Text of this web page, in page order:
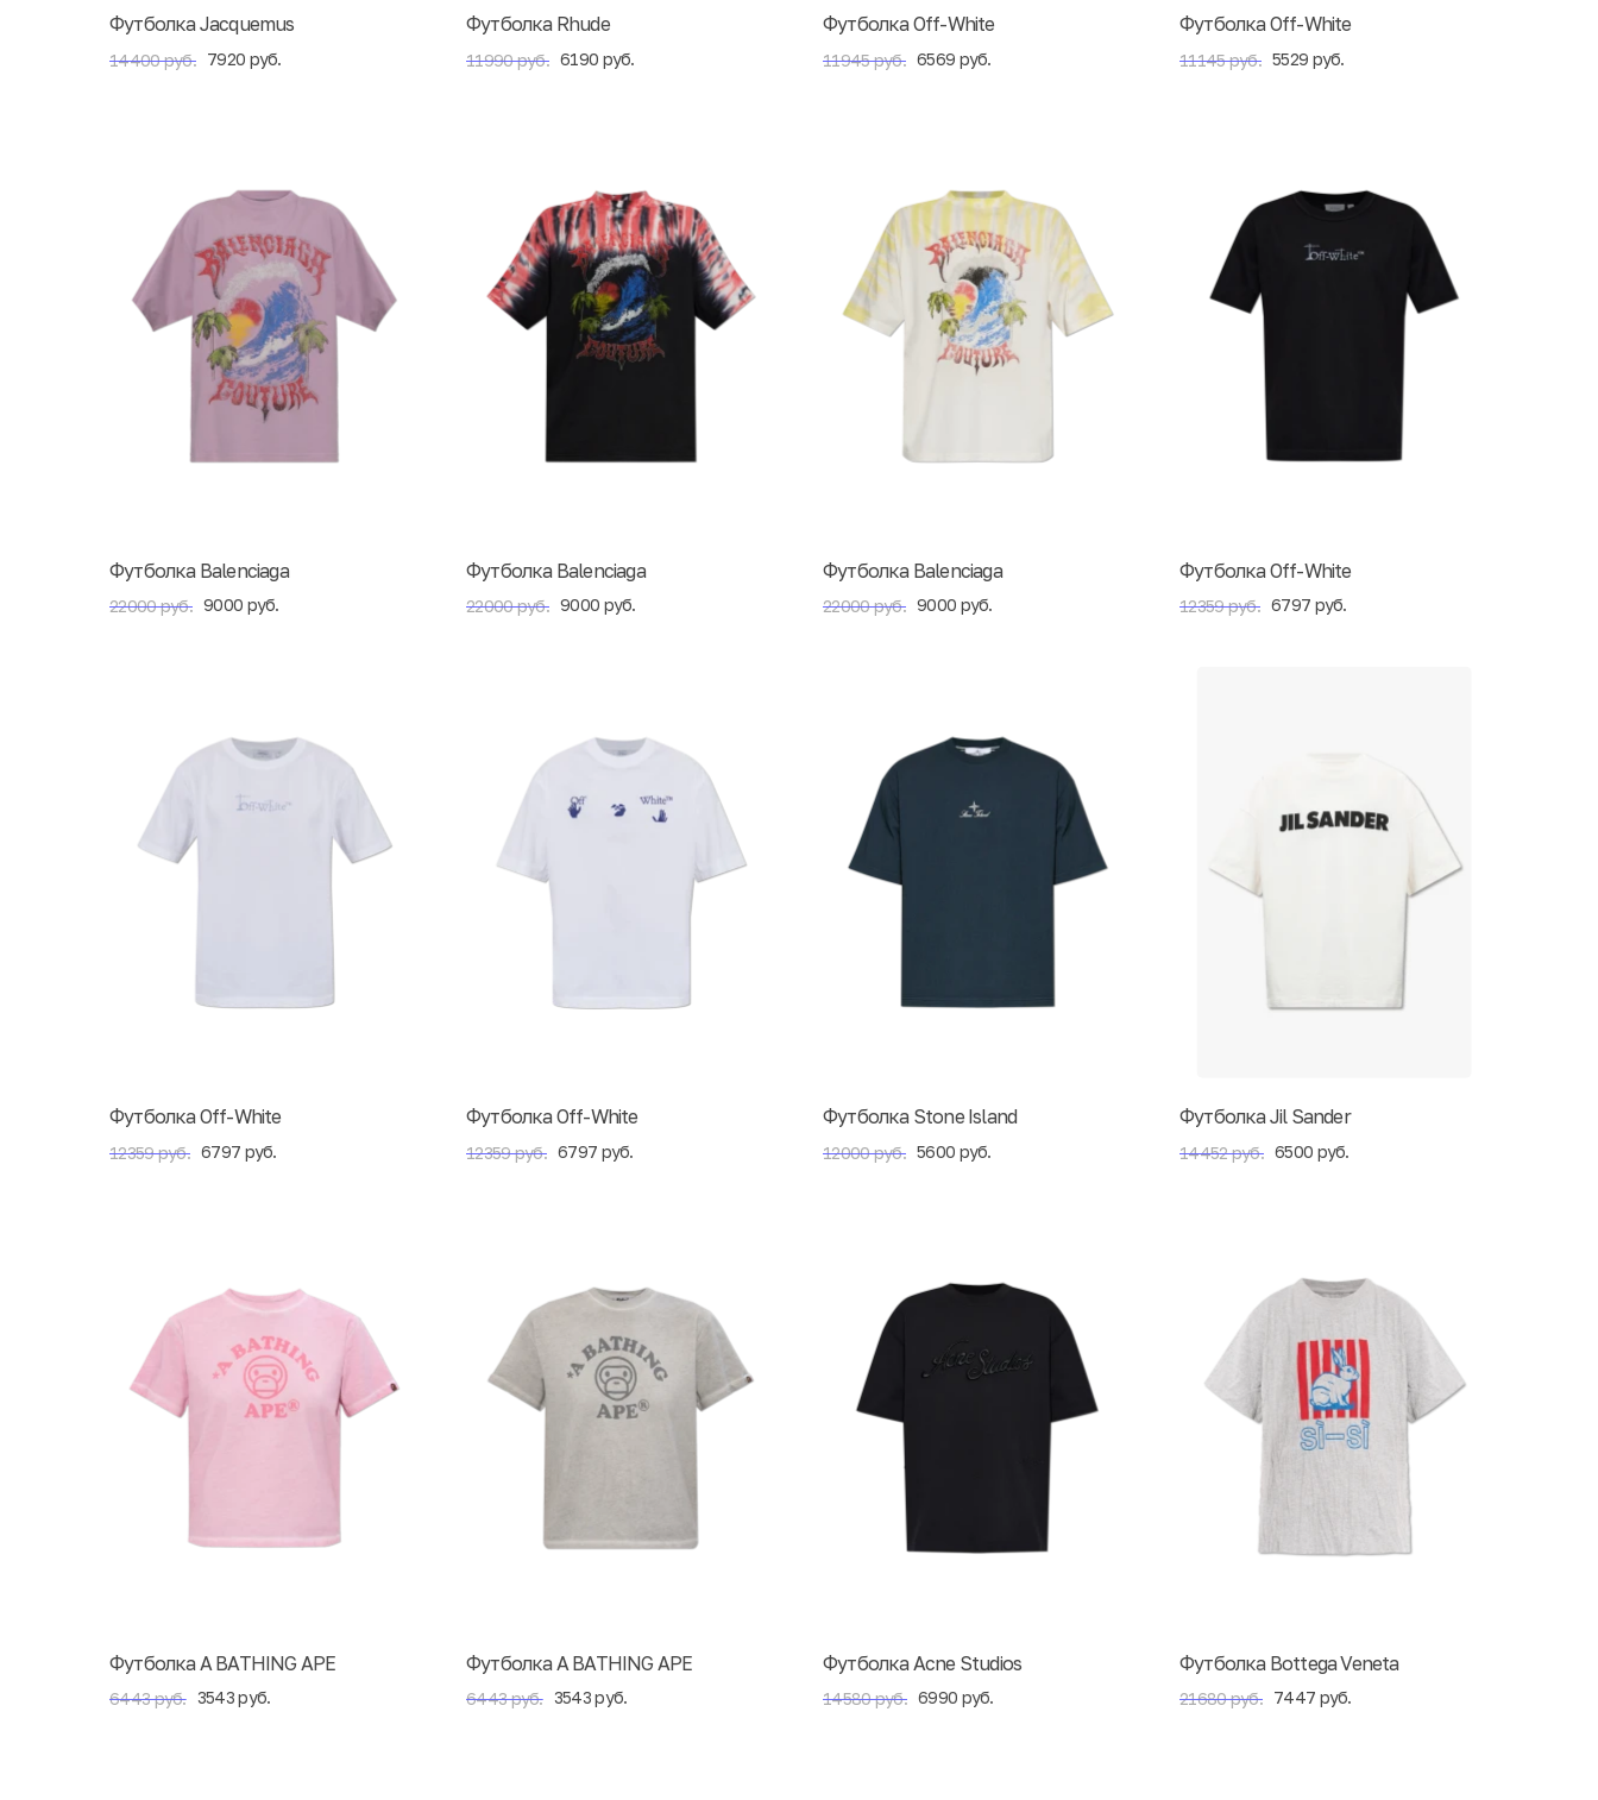
Футболка Jacquemus
14400 руб. 7920 руб.
Футболка Rhude
11990 руб. 6190 руб.
Футболка Off-White
11945 руб. 6569 руб.
Футболка Off-White
11145 руб. 5529 руб.
Футболка Balenciaga
22000 руб. 9000 руб.
Футболка Balenciaga
22000 руб. 9000 руб.
Футболка Balenciaga
22000 руб. 9000 руб.
Футболка Off-White
12359 руб. 6797 руб.
Футболка Off-White
12359 руб. 6797 руб.
Футболка Off-White
12359 руб. 6797 руб.
Футболка Stone Island
12000 руб. 5600 руб.
Футболка Jil Sander
14452 руб. 6500 руб.
Футболка A BATHING APE
6443 руб. 3543 руб.
Футболка A BATHING APE
6443 руб. 3543 руб.
Футболка Acne Studios
14580 руб. 6990 руб.
Футболка Bottega Veneta
21680 руб. 7447 руб.